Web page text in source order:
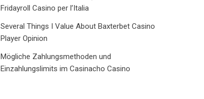
Fridayroll Casino per l’Italia
Several Things I Value About Baxterbet Casino
Player Opinion
Mögliche Zahlungsmethoden und
Einzahlungslimits im Casinacho Casino